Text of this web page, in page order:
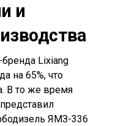
и
Lixiang
на 65%, что
В то же время
ЯМЗ-336